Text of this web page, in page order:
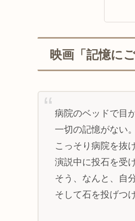
映画「記憶に
病院のベッドで目
一切の記憶がない。
こっそり病院を抜
演説中に投石を受
そう、なんと、自
そして石を投げつ